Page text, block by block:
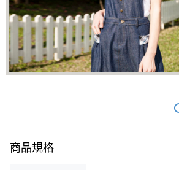
商品規格